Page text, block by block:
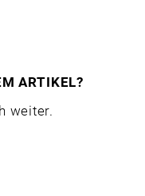
ARTIKEL?
weiter.